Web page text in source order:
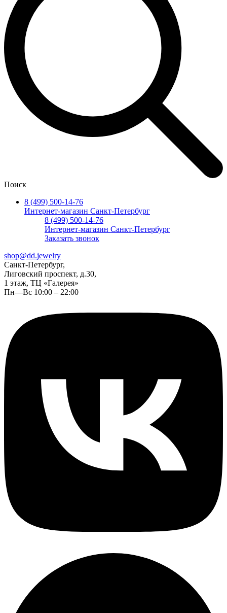
Поиск
8 (499) 500-14-76
Интернет-магазин Санкт-Петербург
8 (499) 500-14-76
Интернет-магазин Санкт-Петербург
Заказать звонок
shop@dd.jewelry
Санкт-Петербург,
Лиговский проспект, д.30,
1 этаж, ТЦ «Галерея»
Пн—Вс 10:00 – 22:00